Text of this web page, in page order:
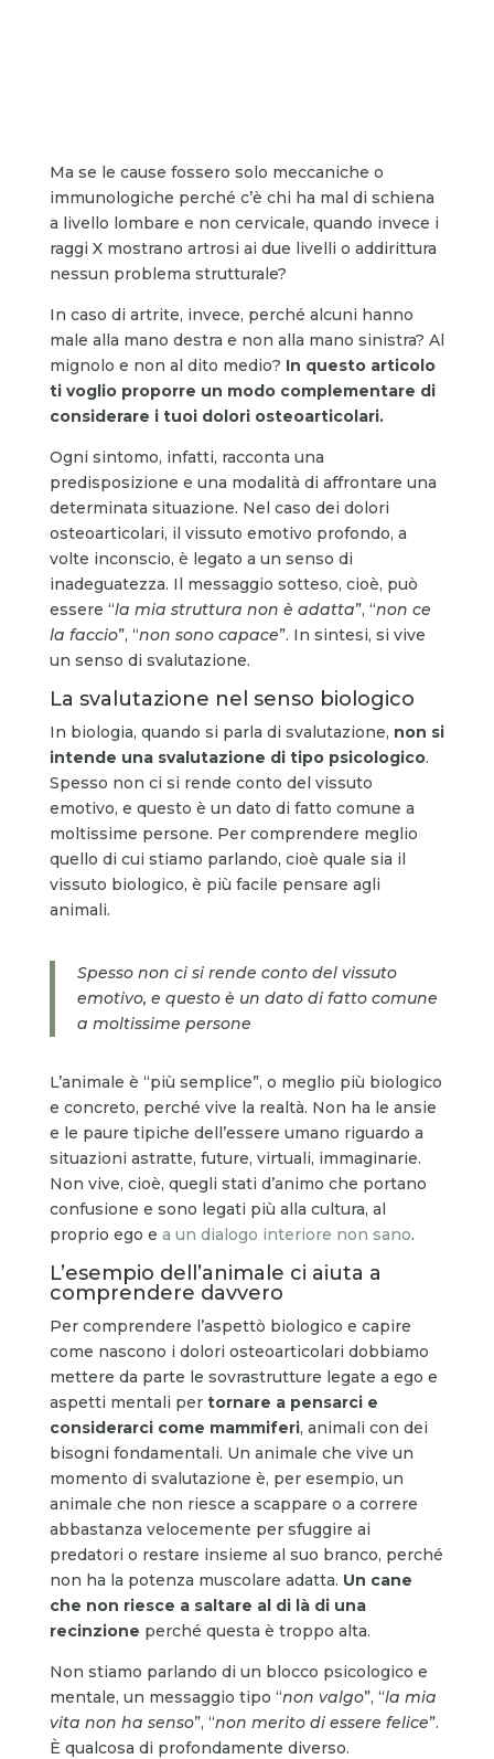
Ma se le cause fossero solo meccaniche o
immunologiche perché c’è chi ha mal di schiena
a livello lombare e non cervicale, quando invece i
raggi X mostrano artrosi ai due livelli o addirittura
nessun problema strutturale?
In caso di artrite, invece, perché alcuni hanno
male alla mano destra e non alla mano sinistra? Al
mignolo e non al dito medio? In questo articolo
ti voglio proporre un modo complementare di
considerare i tuoi dolori osteoarticolari.
Ogni sintomo, infatti, racconta una
predisposizione e una modalità di affrontare una
determinata situazione. Nel caso dei dolori
osteoarticolari, il vissuto emotivo profondo, a
volte inconscio, è legato a un senso di
inadeguatezza. Il messaggio sotteso, cioè, può
essere “la mia struttura non è adatta”, “non ce
la faccio”, “non sono capace”. In sintesi, si vive
un senso di svalutazione.
La svalutazione nel senso biologico
In biologia, quando si parla di svalutazione, non si
intende una svalutazione di tipo psicologico.
Spesso non ci si rende conto del vissuto
emotivo, e questo è un dato di fatto comune a
moltissime persone. Per comprendere meglio
quello di cui stiamo parlando, cioè quale sia il
vissuto biologico, è più facile pensare agli
animali.
Spesso non ci si rende conto del vissuto
emotivo, e questo è un dato di fatto comune
a moltissime persone
L’animale è “più semplice”, o meglio più biologico
e concreto, perché vive la realtà. Non ha le ansie
e le paure tipiche dell’essere umano riguardo a
situazioni astratte, future, virtuali, immaginarie.
Non vive, cioè, quegli stati d’animo che portano
confusione e sono legati più alla cultura, al
proprio ego e a un dialogo interiore non sano.
L’esempio dell’animale ci aiuta a
comprendere davvero
Per comprendere l’aspettò biologico e capire
come nascono i dolori osteoarticolari dobbiamo
mettere da parte le sovrastrutture legate a ego e
aspetti mentali per tornare a pensarci e
considerarci come mammiferi, animali con dei
bisogni fondamentali. Un animale che vive un
momento di svalutazione è, per esempio, un
animale che non riesce a scappare o a correre
abbastanza velocemente per sfuggire ai
predatori o restare insieme al suo branco, perché
non ha la potenza muscolare adatta. Un cane
che non riesce a saltare al di là di una
recinzione perché questa è troppo alta.
Non stiamo parlando di un blocco psicologico e
mentale, un messaggio tipo “non valgo”, “la mia
vita non ha senso”, “non merito di essere felice”.
È qualcosa di profondamente diverso.